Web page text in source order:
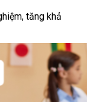
tăng khả